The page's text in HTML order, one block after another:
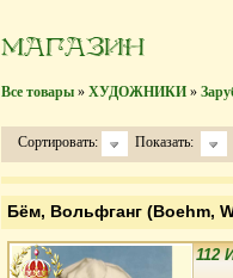
МАГАЗИН
Все товары » ХУДОЖНИКИ »
Сортировать: Показать:
Бём, Вольфганг (Boehm,
112